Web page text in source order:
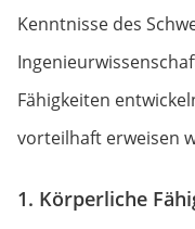
Kenntnisse des
Fähigkeiten
vorteilhaft erweisen
1. Körperliche